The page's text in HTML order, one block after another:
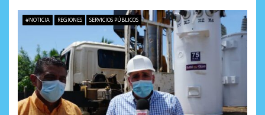
#NOTICIA REGIONES SERVICIOS PÚBLICOS